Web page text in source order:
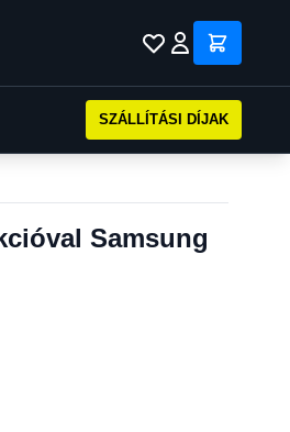
SZÁLLÍTÁSI DÍJAK
Samsung